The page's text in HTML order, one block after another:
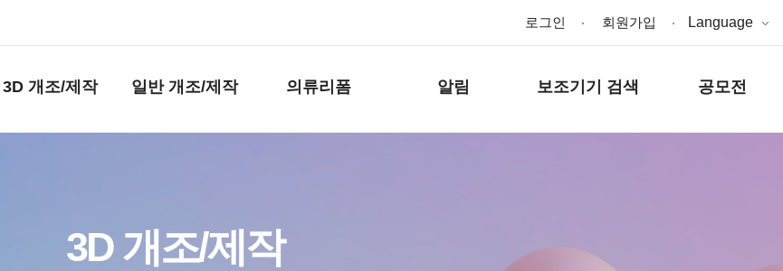
로그인 회원가입 Language
3D 개조/제작 일반 개조/제작 의류리폼 알림 보조기기 검색 공모전
3D 개조/제작